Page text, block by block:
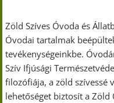
Zöld Szíves Óvoda és
Óvodai tartalmak
tevékenységeinkbe.
Szív Ifjúsági
filozófiája, a zöld szívessé
lehetőséget biztosít a